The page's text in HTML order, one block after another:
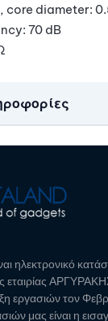
core diameter:
70 dB
ηλεκτρονικό
εταιρίας
εργασιών τον
μας είναι η